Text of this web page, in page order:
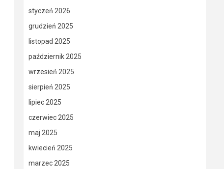
styczeń 2026
grudzień 2025
listopad 2025
październik 2025
wrzesień 2025
sierpień 2025
lipiec 2025
czerwiec 2025
maj 2025
kwiecień 2025
marzec 2025